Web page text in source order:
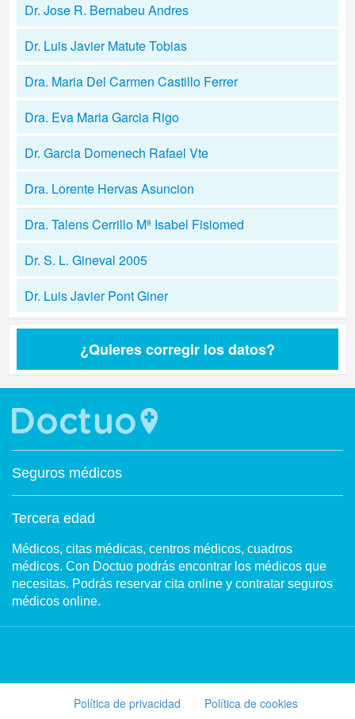
Dr. Jose R. Bernabeu Andres
Dr. Luis Javier Matute Tobias
Dra. Maria Del Carmen Castillo Ferrer
Dra. Eva Maria Garcia Rigo
Dr. Garcia Domenech Rafael Vte
Dra. Lorente Hervas Asuncion
Dra. Talens Cerrillo Mª Isabel Fisiomed
Dr. S. L. Gineval 2005
Dr. Luis Javier Pont Giner
¿Quieres corregir los datos?
Seguros médicos
Tercera edad
Médicos, citas médicas, centros médicos, cuadros
médicos. Con Doctuo podrás encontrar los médicos que
necesitas. Podrás reservar cita online y contratar seguros
médicos online.
Política de privacidad Política de cookies